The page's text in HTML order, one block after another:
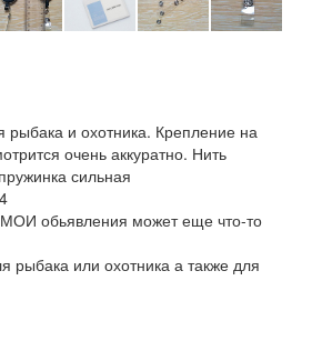
и охотника. Крепление на
очень аккуратно. Нить
сильная
обьявления может еще что-то
рыбака или охотника а также для